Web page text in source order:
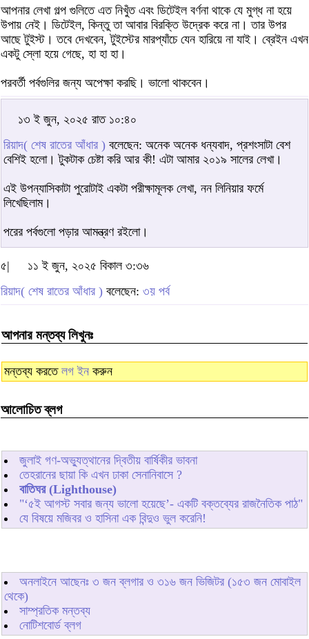
আপনার লেখা গল্প গুলিতে এত নিখুঁত এবং ডিটেইল বর্ণনা থাকে যে মুগ্ধ না হয়ে
উপায় নেই। ডিটেইল, কিন্তু তা আবার বিরক্তি উদ্রেক করে না। তার উপর
আছে টুইস্ট। তবে দেখবেন, টুইস্টের মারপ্যাঁচে যেন হারিয়ে না যাই। ব্রেইন এখন
একটু স্লো হয়ে গেছে, হা হা হা।
পরবর্তী পর্বগুলির জন্য অপেক্ষা করছি। ভালো থাকবেন।
১৩ ই জুন, ২০২৫ রাত ১০:৪০
রিয়াদ( শেষ রাতের আঁধার ) বলেছেন: অনেক অনেক ধন্যবাদ, প্রশংসাটা বেশ
বেশিই হলো। টুকটাক চেষ্টা করি আর কী! এটা আমার ২০১৯ সালের লেখা।
এই উপন্যাসিকাটা পুরোটাই একটা পরীক্ষামূলক লেখা, নন লিনিয়ার ফর্মে
লিখেছিলাম।
পরের পর্বগুলো পড়ার আমন্ত্রণ রইলো।
৫|
১১ ই জুন, ২০২৫ বিকাল ৩:৩৬
রিয়াদ( শেষ রাতের আঁধার ) বলেছেন: ৩য় পর্ব
আপনার মন্তব্য লিখুনঃ
মন্তব্য করতে লগ ইন করুন
আলোচিত ব্লগ
জুলাই গণ-অভ্যুত্থানের দ্বিতীয় বার্ষিকীর ভাবনা
তেহরানের ছায়া কি এখন ঢাকা সেনানিবাসে ?
বাতিঘর (Lighthouse)
"‘৫ই আগস্ট সবার জন্য ভালো হয়েছে’- একটি বক্তব্যের রাজনৈতিক পাঠ"
যে বিষয়ে মজিবর ও হাসিনা এক বিন্দুও ভুল করেনি!
অনলাইনে আছেনঃ ৩ জন ব্লগার ও ৩১৬ জন ভিজিটর (১৫৩ জন মোবাইল
থেকে)
সাম্প্রতিক মন্তব্য
নোটিশবোর্ড ব্লগ